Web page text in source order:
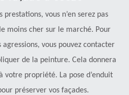
vous n’en serez pas
moins cher sur le marché. Pour
vous pouvez contacter
de la peinture. Cela donnera
votre propriété. La pose d’enduit
préserver vos façades.